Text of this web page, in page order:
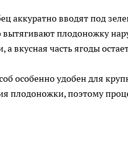
аккуратно вводят под
плодоножку
а вкусная часть ягоды
особенно удобен для
плодоножки, поэтому